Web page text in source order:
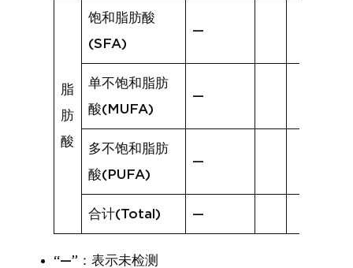
脂
肪
酸
饱和脂肪酸
(SFA)
—
单不饱和脂肪
酸(MUFA)
—
多不饱和脂肪
酸(PUFA)
—
合计(Total) —
“—”：表示未检测